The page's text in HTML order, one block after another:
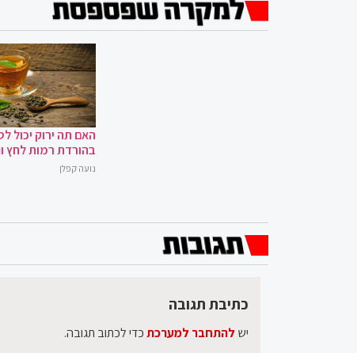
האם תה ירוק יכול
בהורדת רמות לחץ
נועה קפלן
כתיבת תגובה
יש להתחבר למערכתכדי לכתוב תגובה.